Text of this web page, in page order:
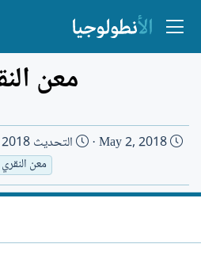
معن
ت
ر
ي
ا
May 2, 2018 التحديث
معن النقري